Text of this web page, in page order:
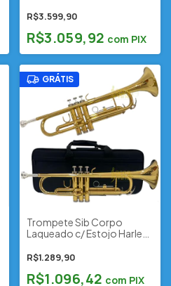
Cód. HTR-10GB
R$3.599,90
R$3.059,92 com PIX
GRÁTIS
Trompete Sib Corpo
Laqueado c/ Estojo Harlem
Ibanez (Outlet)
R$1.289,90
R$1.096,42 com PIX